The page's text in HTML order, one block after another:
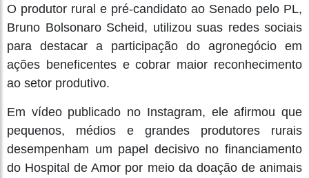
O produtor rural e pré-candidato ao Senado pelo PL,
Bruno Bolsonaro Scheid, utilizou suas redes sociais
para destacar a participação do agronegócio em
ações beneficentes e cobrar maior reconhecimento
ao setor produtivo.
Em vídeo publicado no Instagram, ele afirmou que
pequenos, médios e grandes produtores rurais
desempenham um papel decisivo no financiamento
do Hospital de Amor por meio da doação de animais